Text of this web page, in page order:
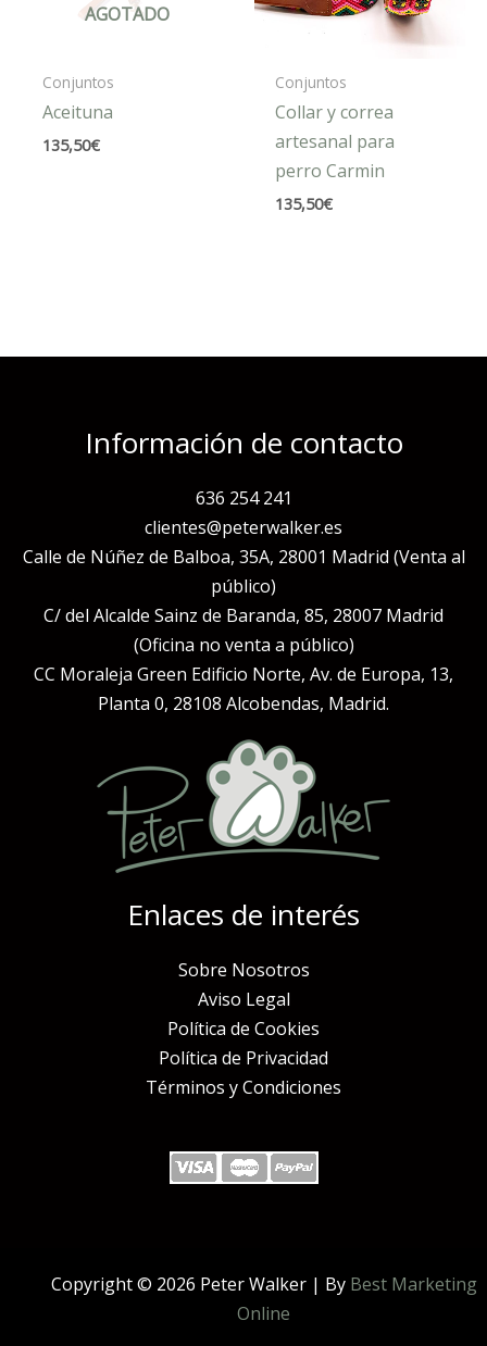
AGOTADO
Conjuntos
Aceituna
135,50€
Conjuntos
Collar y correa
artesanal para
perro Carmin
135,50€
Información de contacto
636 254 241
clientes@peterwalker.es
Calle de Núñez de Balboa, 35A, 28001 Madrid (Venta al
público)
C/ del Alcalde Sainz de Baranda, 85, 28007 Madrid
(Oficina no venta a público)
CC Moraleja Green Edificio Norte, Av. de Europa, 13,
Planta 0, 28108 Alcobendas, Madrid.
Enlaces de interés
Sobre Nosotros
Aviso Legal
Política de Cookies
Política de Privacidad
Términos y Condiciones
Copyright © 2026 Peter Walker | By Best Marketing
Online